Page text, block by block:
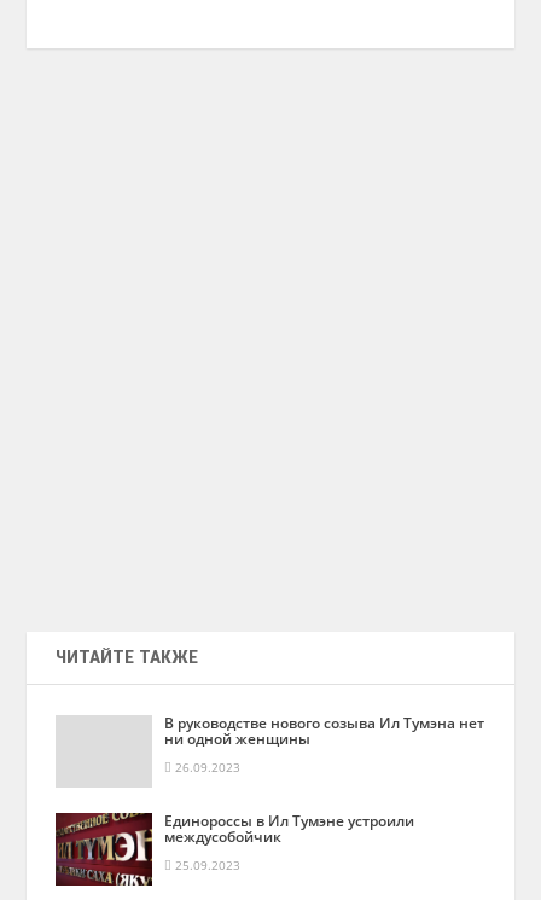
ЧИТАЙТЕ ТАКЖЕ
В руководстве нового созыва Ил Тумэна нет
ни одной женщины
26.09.2023
Единороссы в Ил Тумэне устроили
междусобойчик
25.09.2023